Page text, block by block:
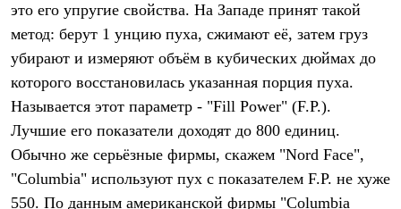
это его упругие свойства. На Западе принят такой
метод: берут 1 унцию пуха, сжимают её, затем груз
убирают и измеряют объём в кубических дюймах до
которого восстановилась указанная порция пуха.
Называется этот параметр - "Fill Power" (F.P.).
Лучшие его показатели доходят до 800 единиц.
Обычно же серьёзные фирмы, скажем "Nord Face",
"Columbia" используют пух с показателем F.P. не хуже
550. По данным американской фирмы "Columbia